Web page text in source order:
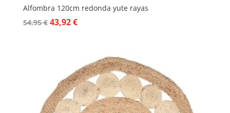
Alfombra 120cm redonda yute rayas
54,95€ El
54,95 €.
43,92€El
es:
43,92 €.